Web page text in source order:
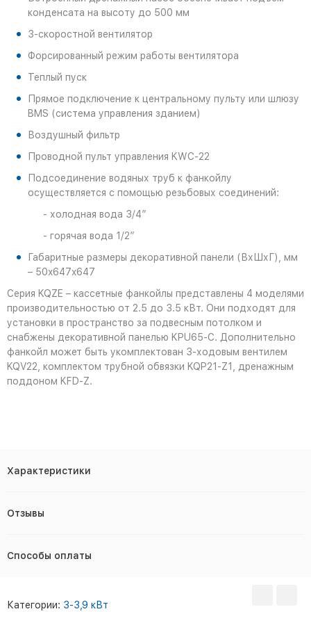
конденсата на высоту до 500 мм
3-скоростной вентилятор
Форсированный режим работы вентилятора
Теплый пуск
Прямое подключение к центральному пульту или шлюзу
BMS (система управления зданием)
Воздушный фильтр
Проводной пульт управления KWC-22
Подсоединение водяных труб к фанкойлу
осуществляется с помощью резьбовых соединений:
- холодная вода 3/4”
- горячая вода 1/2”
Габаритные размеры декоративной панели (ВхШхГ), мм
– 50x647x647
Серия KQZE – кассетные фанкойлы представлены 4 моделями
производительностью от 2.5 до 3.5 кВт. Они подходят для
установки в пространство за подвесным потолком и
снабжены декоративной панелью KPU65-C. Дополнительно
фанкойл может быть укомплектован 3-ходовым вентилем
KQV22, комплектом трубной обвязки KQP21-Z1, дренажным
поддоном KFD-Z.
Характеристики
Отзывы
Способы оплаты
Категории: 3-3,9 кВт